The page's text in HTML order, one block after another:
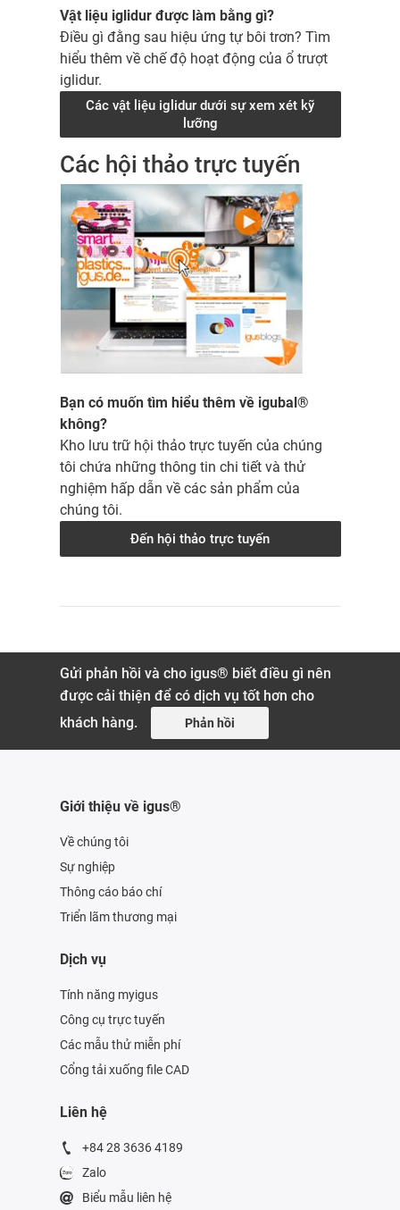
Vật liệu iglidur được làm bằng gì?
Điều gì đằng sau hiệu ứng tự bôi trơn? Tìm
hiểu thêm về chế độ hoạt động của ổ trượt
iglidur.
Các vật liệu iglidur dưới sự xem xét kỹ
lưỡng
Các hội thảo trực tuyến
Bạn có muốn tìm hiểu thêm về igubal®
không?
Kho lưu trữ hội thảo trực tuyến của chúng
tôi chứa những thông tin chi tiết và thử
nghiệm hấp dẫn về các sản phẩm của
chúng tôi.
Đến hội thảo trực tuyến
Gửi phản hồi và cho igus® biết điều gì nên
được cải thiện để có dịch vụ tốt hơn cho
khách hàng.
Phản hồi
Giới thiệu về igus®
Về chúng tôi
Sự nghiệp
Thông cáo báo chí
Triển lãm thương mại
Dịch vụ
Tính năng myigus
Công cụ trực tuyến
Các mẫu thử miễn phí
Cổng tải xuống file CAD
Liên hệ
+84 28 3636 4189
Zalo
Biểu mẫu liên hệ